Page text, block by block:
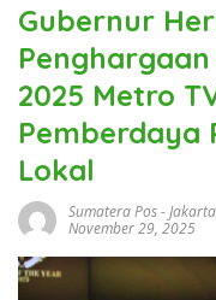
Gubernur
2025 Metro
Pemberdaya
Lokal
Sumatera Pos-Jakarta
November 29, 2025